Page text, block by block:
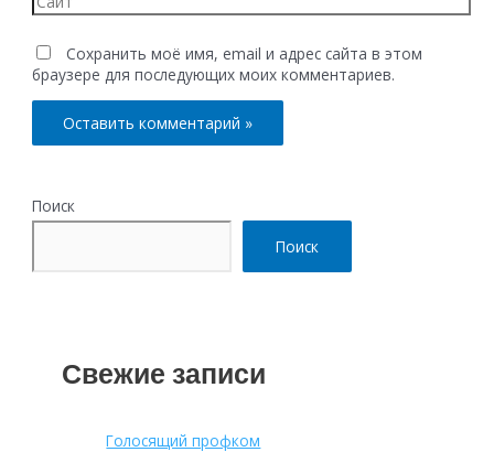
Сохранить моё имя, email и адрес сайта в этом
браузере для последующих моих комментариев.
Поиск
Поиск
Свежие записи
Голосящий профком